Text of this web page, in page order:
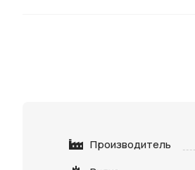
Производитель